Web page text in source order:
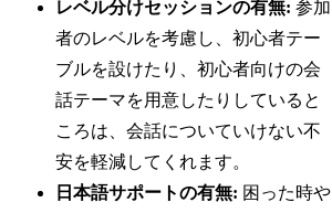
レベル分けセッションの有無: 参加
者のレベルを考慮し、初心者テー
ブルを設けたり、初心者向けの会
話テーマを用意したりしていると
ころは、会話についていけない不
安を軽減してくれます。
日本語サポートの有無: 困った時や